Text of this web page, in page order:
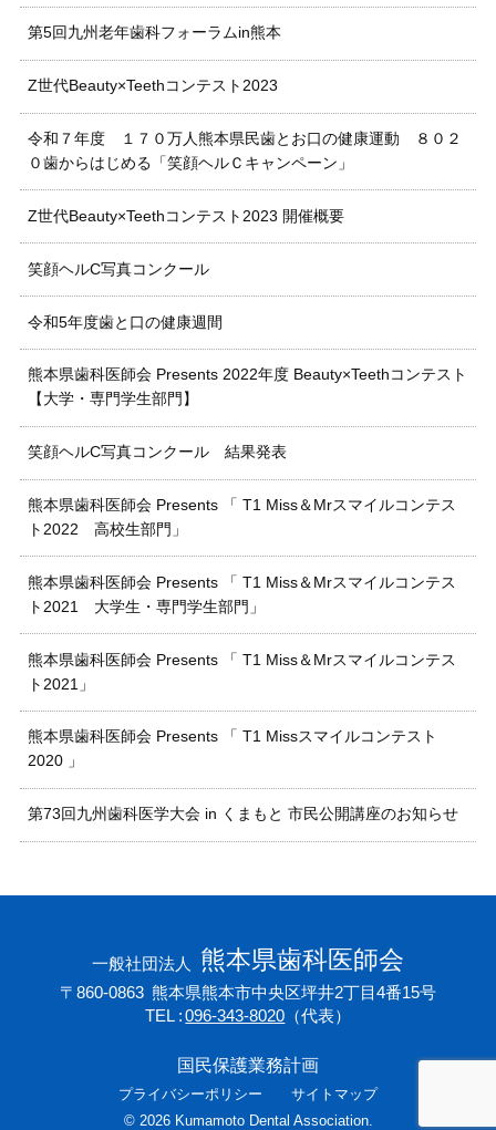
第5回九州老年歯科フォーラムin熊本
Z世代Beauty×Teethコンテスト2023
令和７年度 １７０万人熊本県民歯とお口の健康運動 ８０２
０歯からはじめる「笑顔ヘルＣキャンペーン」
Z世代Beauty×Teethコンテスト2023 開催概要
笑顔ヘルC写真コンクール
令和5年度歯と口の健康週間
熊本県歯科医師会 Presents 2022年度 Beauty×Teethコンテスト
【大学・専門学生部門】
笑顔ヘルC写真コンクール 結果発表
熊本県歯科医師会 Presents 「 T1 Miss＆Mrスマイルコンテス
ト2022 高校生部門」
熊本県歯科医師会 Presents 「 T1 Miss＆Mrスマイルコンテス
ト2021 大学生・専門学生部門」
熊本県歯科医師会 Presents 「 T1 Miss＆Mrスマイルコンテス
ト2021」
熊本県歯科医師会 Presents 「 T1 Missスマイルコンテスト
2020 」
第73回九州歯科医学大会 in くまもと 市民公開講座のお知らせ
一般社団法人 熊本県歯科医師会
〒860-0863 熊本県熊本市中央区坪井2丁目4番15号
TEL
096-343-8020 （代表）
国民保護業務計画
プライバシーポリシー
サイトマップ
© 2026Kumamoto Dental Association.